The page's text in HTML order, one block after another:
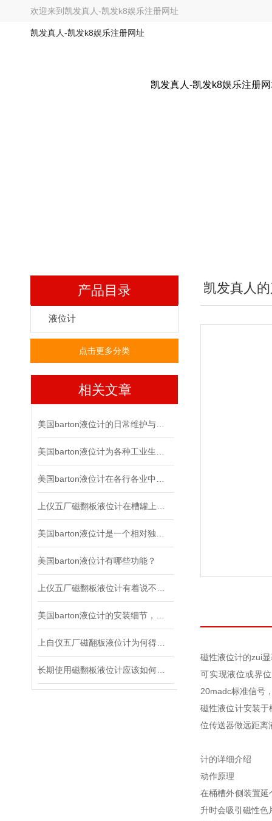
欢迎来到 凯发真人-凯发k8娱乐注册网址
凯发真人-凯发k8娱乐注册网址
凯发真人-凯发k8娱乐注册
产品目录
液位计
点击更多分类
相关文章
美国barton液位计有哪些功能？
凯发真人
磁性液位计的zui
可实现液位或界
20madc标准信号
磁性液位计安装
位传送器做远距离
计的详细介绍
动作原理
在桶槽外侧装置
升时会吸引磁性色